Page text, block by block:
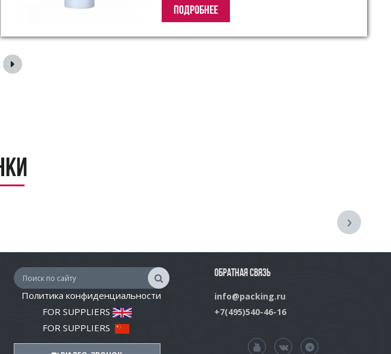
ПОДРОБНЕЕ
›
Политика конфиденциальности
FOR SUPPLIERS
FOR SUPPLIERS
ОБРАТНАЯ СВЯЗЬ
info@packing.ru
+7(495)540-46-16